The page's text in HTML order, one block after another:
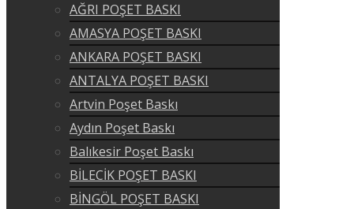
AĞRI POŞET BASKI
AMASYA POŞET BASKI
ANKARA POŞET BASKI
ANTALYA POŞET BASKI
Artvin Poşet Baskı
Aydın Poşet Baskı
Balıkesir Poşet Baskı
BİLECİK POŞET BASKI
BİNGÖL POŞET BASKI